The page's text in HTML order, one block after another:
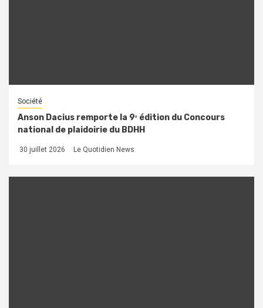
Société
Anson Dacius remporte la 9ᵉ édition du Concours
national de plaidoirie du BDHH
30 juillet 2026 Le Quotidien News